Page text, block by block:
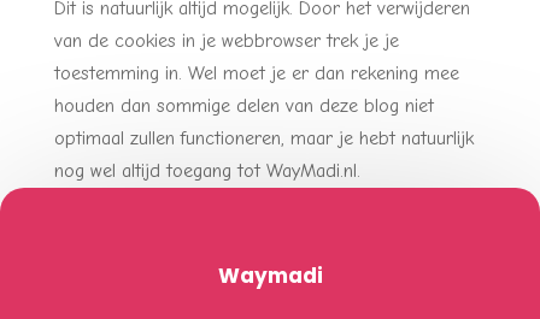
Dit is natuurlijk altijd mogelijk. Door het verwijderen
van de cookies in je webbrowser trek je je
toestemming in. Wel moet je er dan rekening mee
houden dan sommige delen van deze blog niet
optimaal zullen functioneren, maar je hebt natuurlijk
nog wel altijd toegang tot WayMadi.nl.
Waymadi